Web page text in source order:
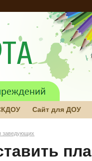
Сайт для ДОУ
заведующих